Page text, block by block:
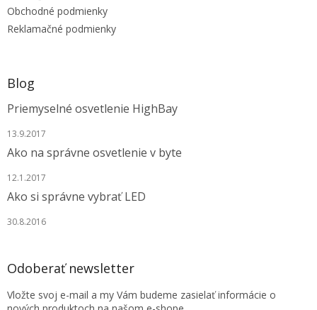
Obchodné podmienky
Reklamačné podmienky
Blog
Priemyselné osvetlenie HighBay
13.9.2017
Ako na správne osvetlenie v byte
12.1.2017
Ako si správne vybrať LED
30.8.2016
Odoberať newsletter
Vložte svoj e-mail a my Vám budeme zasielať informácie o